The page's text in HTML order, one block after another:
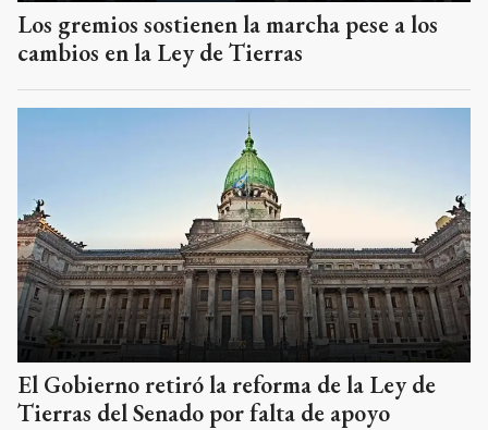
Los gremios sostienen la marcha pese a los
cambios en la Ley de Tierras
El Gobierno retiró la reforma de la Ley de
Tierras del Senado por falta de apoyo